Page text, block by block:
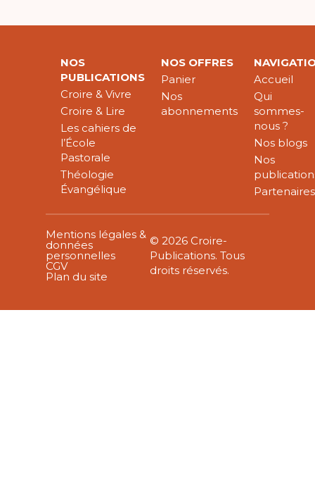
NOS
PUBLICATIONS
Croire & Vivre
Croire & Lire
Les cahiers de
l’École
Pastorale
Théologie
Évangélique
NOS OFFRES
Panier
Nos
abonnements
Accueil
Qui
sommes-
nous ?
Nos blogs
Nos
Partenaires
Mentions légales &
données
personnelles
CGV
Plan du site
© 2026 Croire-
Publications. Tous
droits réservés.